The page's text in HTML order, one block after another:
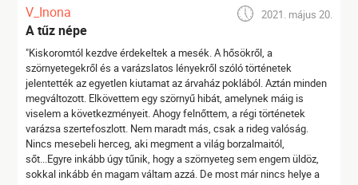
V_Inona 2021. május 20.
A tűz népe
"Kiskoromtól kezdve érdekeltek a mesék. A hősökről, a
szörnyetegekről és a varázslatos lényekről szóló történetek
jelentették az egyetlen kiutamat az árvaház poklából. Aztán minden
megváltozott. Elkövettem egy szörnyű hibát, amelynek máig is
viselem a következményeit. Ahogy felnőttem, a régi történetek
varázsa szertefoszlott. Nem maradt más, csak a rideg valóság.
Nincs mesebeli herceg, aki megment a világ borzalmaitól,
sőt...Egyre inkább úgy tűnik, hogy a szörnyeteg sem engem üldöz,
sokkal inkább én magam váltam azzá. De most már nincs helye a